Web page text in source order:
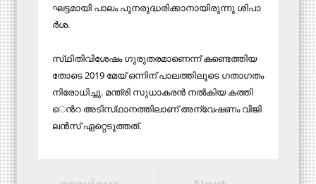
ഘ​ട്ട​മാ​യി പാ​ലം പു​ന​രു​ദ്ധ​രി​ക്കാ​നാ​യി​രു​ന്നു ശി​പാ​
ർ​ശ.
സ്​​ഥി​തി​വി​ശേ​ഷം ഗു​രു​ത​ര​മാ​ണെ​ന്ന്​ ക​ണ്ടെ​ത്തി​യ​
തോ​ടെ 2019 മേ​യ്​ ഒ​ന്നി​ന്​ പാ​ല​ത്തി​ലൂ​ടെ ഗ​താ​ഗ​തം
നി​രോ​ധി​ച്ചു. മ​ന്ത്രി സു​ധാ​ക​ര​ൻ ന​ൽ​കി​യ ക​ത്തി​​​​​
െൻറ അ​ടി​സ്​​ഥാ​ന​ത്തി​ലാണ് അ​ന്വേ​ഷ​ണം വി​ജി​
ല​ൻ​സ്​ ഏ​റ്റെ​ടു​ത്തത്.